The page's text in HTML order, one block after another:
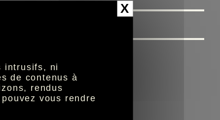
X
intrusifs, ni
de contenus à
rendus
vous rendre